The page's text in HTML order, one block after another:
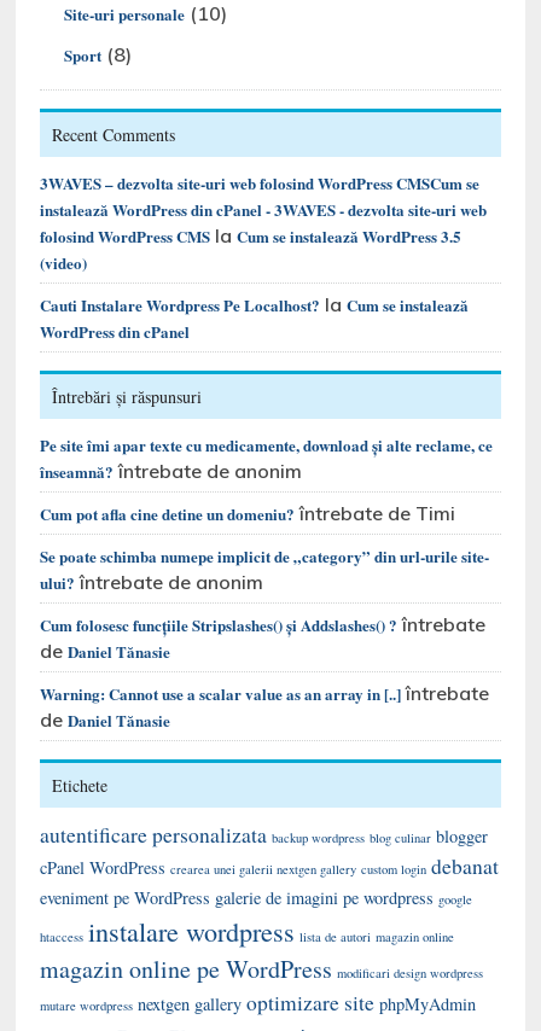
Site-uri personale (10)
Sport (8)
Recent Comments
3WAVES – dezvolta site-uri web folosind WordPress CMSCum se
instalează WordPress din cPanel - 3WAVES - dezvolta site-uri web
folosind WordPress CMS laCum se instalează WordPress 3.5
(video)
Cauti Instalare Wordpress Pe Localhost? laCum se instalează
WordPress din cPanel
Întrebări și răspunsuri
Pe site îmi apar texte cu medicamente, download și alte reclame, ce
înseamnă? întrebate de anonim
Cum pot afla cine detine un domeniu? întrebate de Timi
Se poate schimba numepe implicit de „category” din url-urile site-
ului? întrebate de anonim
Cum folosesc funcțiile Stripslashes() și Addslashes() ? întrebate
deDaniel Tănasie
Warning: Cannot use a scalar value as an array in [..]întrebate
deDaniel Tănasie
Etichete
autentificare personalizata backup wordpress blog culinar blogger
cPanel WordPress crearea unei galerii nextgen gallery custom login debanat
eveniment pe WordPress galerie de imagini pe wordpress google
htaccess instalare wordpress lista de autori magazin online
magazin online pe WordPress modificari design wordpress
mutare wordpress nextgen gallery optimizare site phpMyAdmin